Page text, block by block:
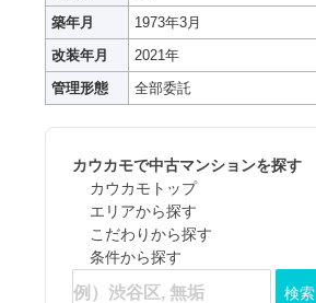
築年月
1973年3月
改装年月
2021年
管理形態
全部委託
カウカモで中古マンションを探す
カウカモトップ
エリアから探す
こだわりから探す
条件から探す
検索